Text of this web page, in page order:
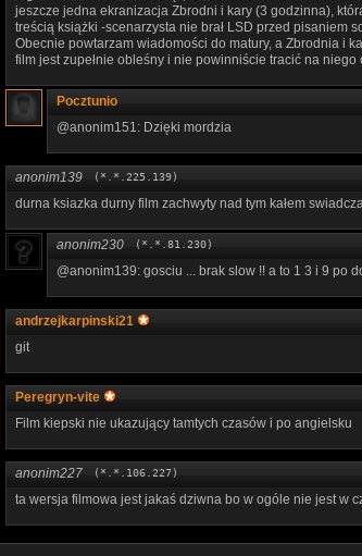
jeszcze jedna ekranizacja Zbrodni i kary (3 godzinna),
treścią książki -scenarzysta nie brał LSD przed pisaniem
Obecnie powtarzam wiadomości do matury, a Zbrodnia i
film jest zupełnie obleśny i nie powinniście tracić na niego
Pocztunio
@anonim151: Dzięki mordzia
anonim139 (*.*.225.139)
durna ksiazka durny film zachwyty nad tym kałem
anonim230 (*.*.81.230)
@anonim139: gosciu ... brak slow !! a to 1 3 i 9 po
andrzejkarpinski21
git
Peregryn-vite
Film kiepski nie ukazujący tamtych czasów i po angielsku
anonim227 (*.*.106.227)
ta wersja filmowa jest jakaś dziwna bo w ogóle nie jest w